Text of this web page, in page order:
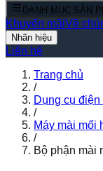
DANH MỤC SẢN
Khuyến mãiVề
Nhãn hiệu
Liên hệ
Trang chủ
/
Dụng cụ
/
Máy mài mối
/
Bộ phận mài